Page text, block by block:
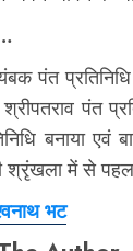
पंत
पंत
बनाया
श्रृंखला में से
भट